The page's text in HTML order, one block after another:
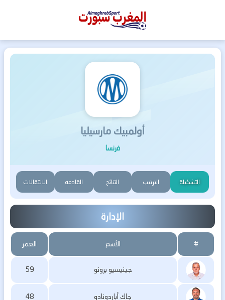
المغرب
أولمبيك مارسيليا
فرنسا
التشكيلة الترتيب النتائج القادمة الانتقالات
الإدارة
# الأسم العمر
جينيسيو برونو 59
جاك أباردونادو 48